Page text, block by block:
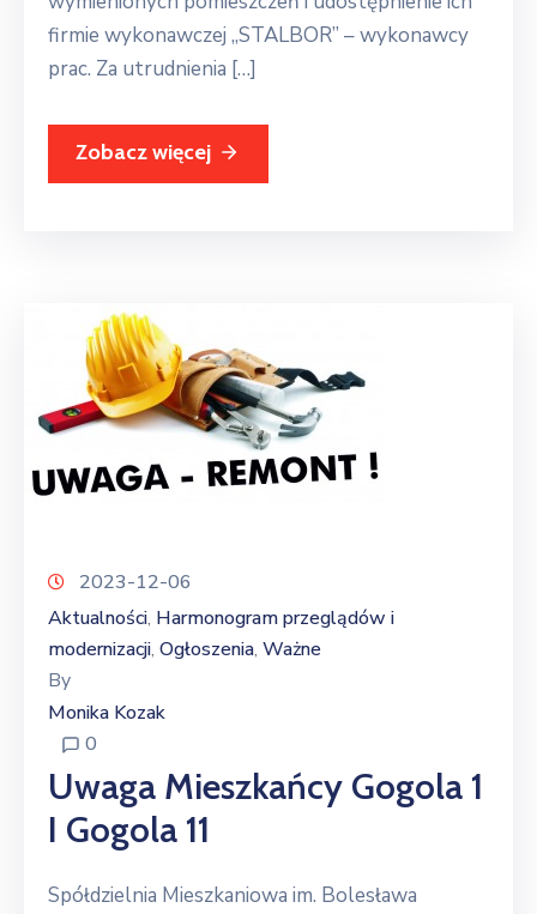
firmie wykonawczej ,,STALBOR” – wykonawcy
prac. Za utrudnienia […]
Zobacz więcej
2023-12-06
Aktualności‚ Harmonogram przeglądów i
modernizacji‚ Ogłoszenia‚ Ważne
By
Monika Kozak
0
Uwaga Mieszkańcy Gogola 1
I Gogola 11
Spółdzielnia Mieszkaniowa im. Bolesława